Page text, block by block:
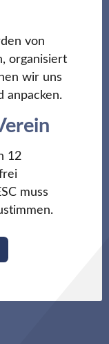
von
organisiert
wir uns
anpacken.
12
muss